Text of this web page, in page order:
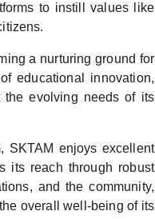
to instill values like
a nurturing ground for
educational innovation,
the evolving needs of its
SKTAM enjoys excellent
its reach through robust
and the community,
overall well-being of its